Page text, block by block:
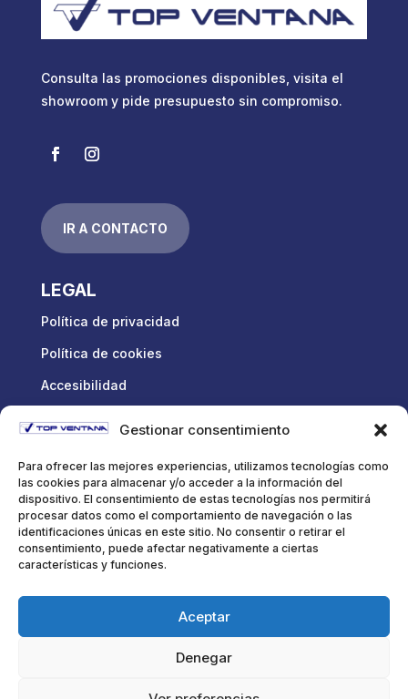
Gestionar consentimiento
Para ofrecer las mejores experiencias, utilizamos tecnologías como
las cookies para almacenar y/o acceder a la información del
dispositivo. El consentimiento de estas tecnologías nos permitirá
procesar datos como el comportamiento de navegación o las
identificaciones únicas en este sitio. No consentir o retirar el
consentimiento, puede afectar negativamente a ciertas
características y funciones.
Aceptar
Denegar
Consulta las promociones disponibles, visita el
showroom y pide presupuesto sin compromiso.
IR A CONTACTO
LEGAL
Política de privacidad
Política de cookies
Accesibilidad
Inicio
Ventanas de PVC
Área Profesional
Presupuestos
TOP VENTANA © 2026 | Diseño y desarrollo: